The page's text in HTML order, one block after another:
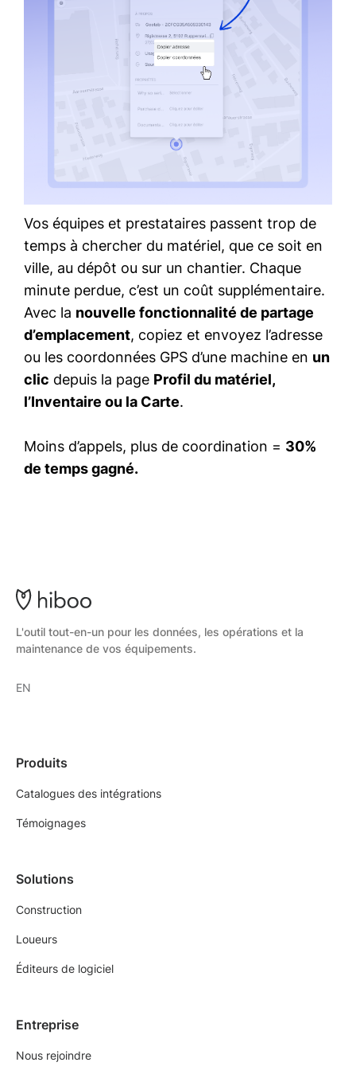
Vos équipes et prestataires passent trop de
temps à chercher du matériel, que ce soit en
ville, au dépôt ou sur un chantier. Chaque
minute perdue, c’est un coût supplémentaire.
Avec la nouvelle fonctionnalité de partage
d’emplacement, copiez et envoyez l’adresse
ou les coordonnées GPS d’une machine en un
clic depuis la page Profil du matériel,
l’Inventaire ou la Carte.
Moins d’appels, plus de coordination = 30%
de temps gagné.
L'outil tout-en-un pour les données, les opérations et la
maintenance de vos équipements.
EN
Produits
Catalogues des intégrations
Témoignages
Solutions
Construction
Loueurs
Éditeurs de logiciel
Entreprise
Nous rejoindre